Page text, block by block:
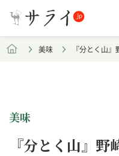
美味 『分とく山
美味
『分とく山』